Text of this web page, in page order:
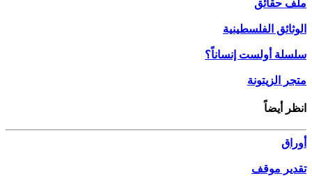
ملف حقائق
الوثائق الفلسطينية
سلسلة أولست إنساناً؟
متجر الزيتونة
انظر أيضاً
أوراق
تقدير موقف